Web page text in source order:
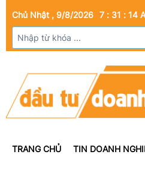
Chủ Nhật , 9/8/2026 7 : 31 : 14
TRANG CHỦ TIN DOANH